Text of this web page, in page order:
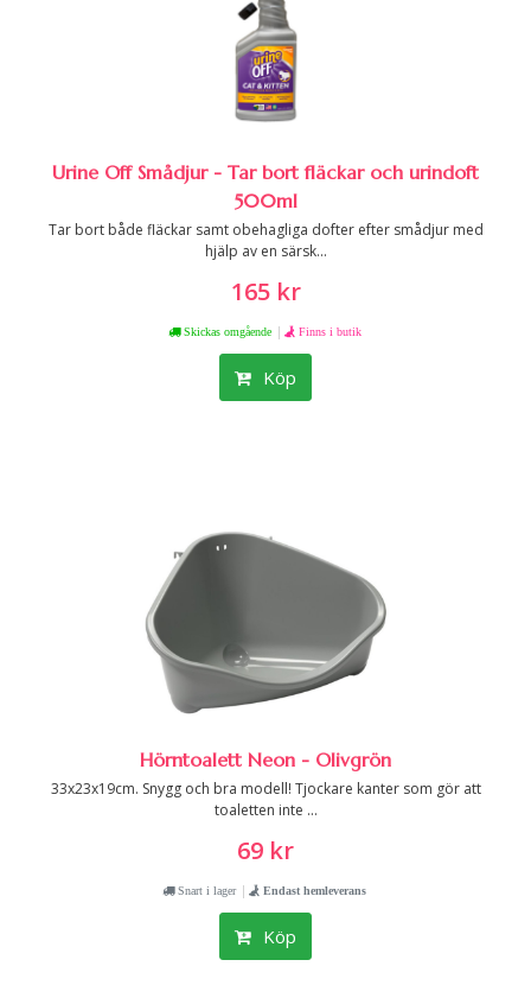
Urine Off Smådjur - Tar bort fläckar och urindoft
500ml
Tar bort både fläckar samt obehagliga dofter efter smådjur med
hjälp av en särsk...
165 kr
Skickas omgående | Finns i butik
Köp
Hörntoalett Neon - Olivgrön
33x23x19cm. Snygg och bra modell! Tjockare kanter som gör att
toaletten inte ...
69 kr
Snart i lager | Endast hemleverans
Köp